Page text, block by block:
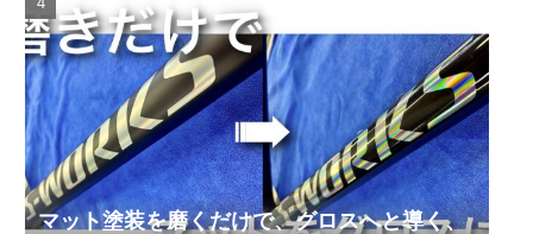
マット塗装を磨くだけで、グロスへと導く、